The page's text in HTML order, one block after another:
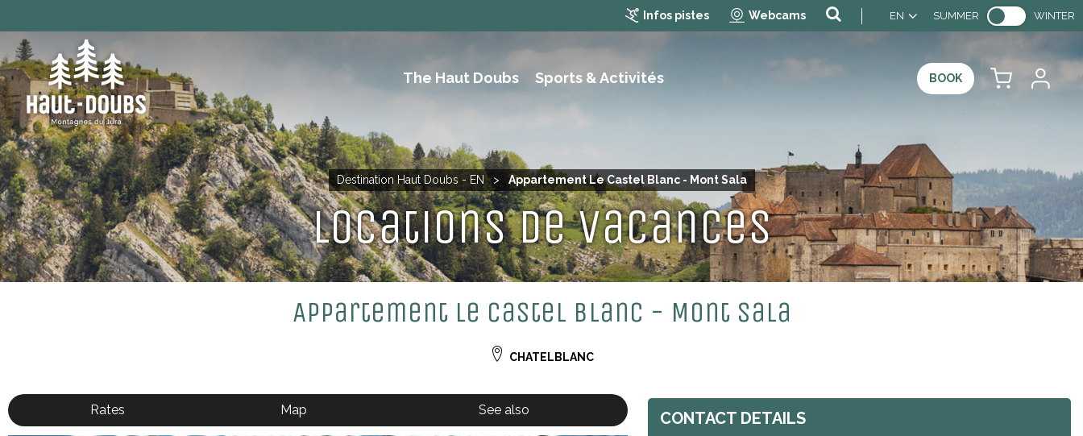
Infos pistes Webcams EN SUMMER WINTER
The Haut Doubs Sports & Activités BOOK
Destination Haut Doubs - EN > Appartement Le Castel Blanc - Mont Sala
Locations de vacances
Appartement Le Castel Blanc - Mont Sala
CHATELBLANC
Rates Map See also CONTACT DETAILS